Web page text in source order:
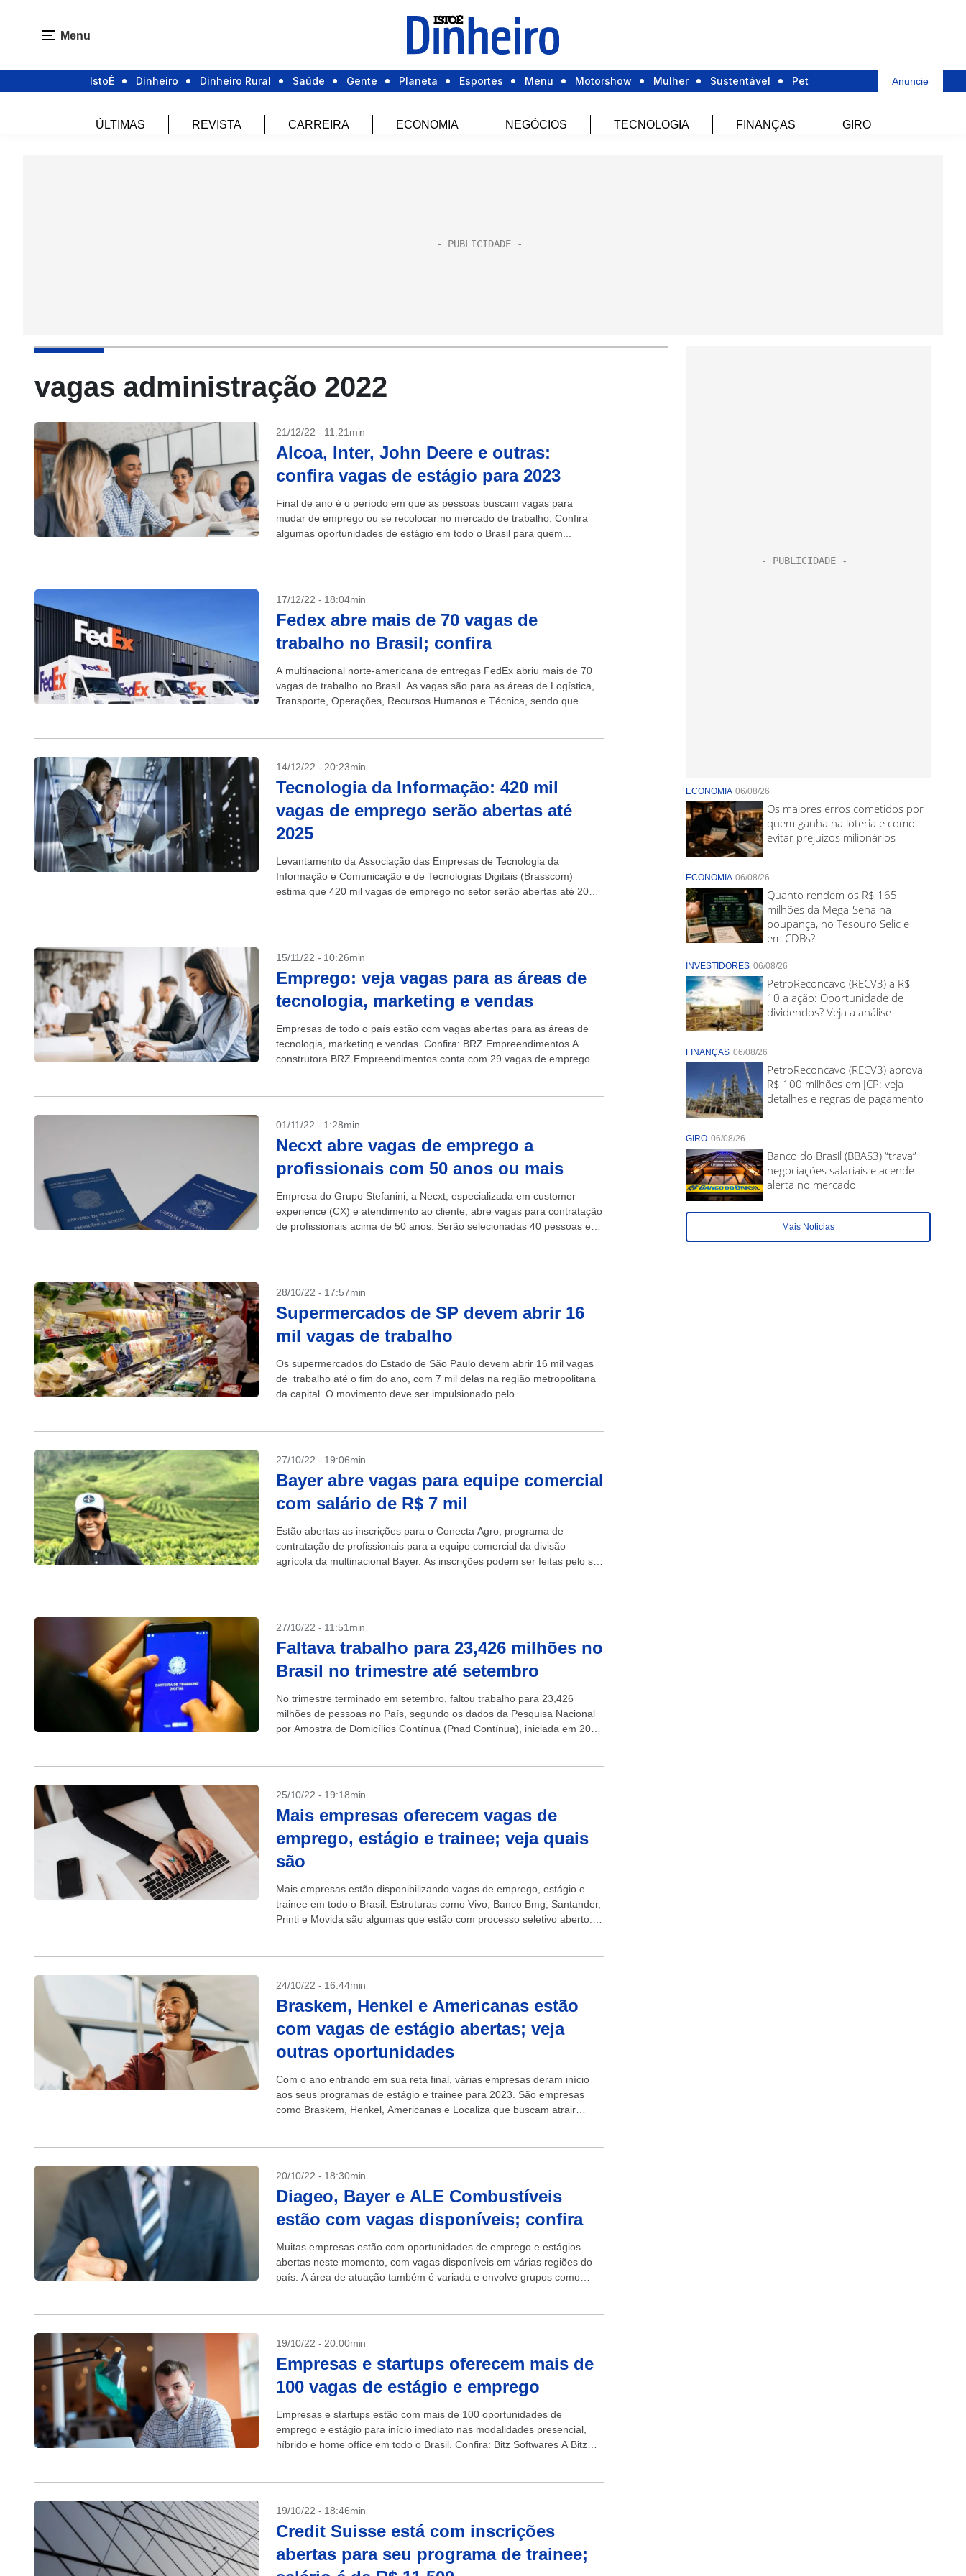
Menu
IstoÉ Dinheiro Dinheiro Rural Saúde Gente Planeta Esportes Menu Motorshow Mulher Sustentável Pet Anuncie
ÚLTIMAS REVISTA CARREIRA ECONOMIA NEGÓCIOS TECNOLOGIA FINANÇAS GIRO
vagas administração 2022
21/12/22 - 11:21min
Alcoa, Inter, John Deere e outras:
confira vagas de estágio para 2023
Final de ano é o período em que as pessoas buscam vagas para
mudar de emprego ou se recolocar no mercado de trabalho. Confira
algumas oportunidades de estágio em todo o Brasil para quem...
17/12/22 - 18:04min
Fedex abre mais de 70 vagas de
trabalho no Brasil; confira
A multinacional norte-americana de entregas FedEx abriu mais de 70
vagas de trabalho no Brasil. As vagas são para as áreas de Logística,
Transporte, Operações, Recursos Humanos e Técnica, sendo que
14/12/22 - 20:23min
Tecnologia da Informação: 420 mil
vagas de emprego serão abertas até
2025
Levantamento da Associação das Empresas de Tecnologia da
Informação e Comunicação e de Tecnologias Digitais (Brasscom)
estima que 420 mil vagas de emprego no setor serão abertas até 2025.
15/11/22 - 10:26min
Emprego: veja vagas para as áreas de
tecnologia, marketing e vendas
Empresas de todo o país estão com vagas abertas para as áreas de
tecnologia, marketing e vendas. Confira: BRZ Empreendimentos A
construtora BRZ Empreendimentos conta com 29 vagas de emprego
01/11/22 - 1:28min
Necxt abre vagas de emprego a
profissionais com 50 anos ou mais
Empresa do Grupo Stefanini, a Necxt, especializada em customer
experience (CX) e atendimento ao cliente, abre vagas para contratação
de profissionais acima de 50 anos. Serão selecionadas 40 pessoas e
28/10/22 - 17:57min
Supermercados de SP devem abrir 16
mil vagas de trabalho
Os supermercados do Estado de São Paulo devem abrir 16 mil vagas
de trabalho até o fim do ano, com 7 mil delas na região metropolitana
da capital. O movimento deve ser impulsionado pelo...
27/10/22 - 19:06min
Bayer abre vagas para equipe comercial
com salário de R$ 7 mil
Estão abertas as inscrições para o Conecta Agro, programa de
contratação de profissionais para a equipe comercial da divisão
agrícola da multinacional Bayer. As inscrições podem ser feitas pelo site
27/10/22 - 11:51min
Faltava trabalho para 23,426 milhões no
Brasil no trimestre até setembro
No trimestre terminado em setembro, faltou trabalho para 23,426
milhões de pessoas no País, segundo os dados da Pesquisa Nacional
por Amostra de Domicílios Contínua (Pnad Contínua), iniciada em 2012
25/10/22 - 19:18min
Mais empresas oferecem vagas de
emprego, estágio e trainee; veja quais
são
Mais empresas estão disponibilizando vagas de emprego, estágio e
trainee em todo o Brasil. Estruturas como Vivo, Banco Bmg, Santander,
Printi e Movida são algumas que estão com processo seletivo aberto.
24/10/22 - 16:44min
Braskem, Henkel e Americanas estão
com vagas de estágio abertas; veja
outras oportunidades
Com o ano entrando em sua reta final, várias empresas deram início
aos seus programas de estágio e trainee para 2023. São empresas
como Braskem, Henkel, Americanas e Localiza que buscam atrair
20/10/22 - 18:30min
Diageo, Bayer e ALE Combustíveis
estão com vagas disponíveis; confira
Muitas empresas estão com oportunidades de emprego e estágios
abertas neste momento, com vagas disponíveis em várias regiões do
país. A área de atuação também é variada e envolve grupos como
19/10/22 - 20:00min
Empresas e startups oferecem mais de
100 vagas de estágio e emprego
Empresas e startups estão com mais de 100 oportunidades de
emprego e estágio para início imediato nas modalidades presencial,
híbrido e home office em todo o Brasil. Confira: Bitz Softwares A Bitz
19/10/22 - 18:46min
Credit Suisse está com inscrições
abertas para seu programa de trainee;
ECONOMIA 06/08/26
Os maiores erros cometidos por
quem ganha na loteria e como
evitar prejuízos milionários
ECONOMIA 06/08/26
Quanto rendem os R$ 165
milhões da Mega-Sena na
poupança, no Tesouro Selic e
em CDBs?
INVESTIDORES 06/08/26
PetroReconcavo (RECV3) a R$
10 a ação: Oportunidade de
dividendos? Veja a análise
FINANÇAS 06/08/26
PetroReconcavo (RECV3) aprova
R$ 100 milhões em JCP: veja
detalhes e regras de pagamento
GIRO 06/08/26
Banco do Brasil (BBAS3) “trava”
negociações salariais e acende
alerta no mercado
Mais Noticias